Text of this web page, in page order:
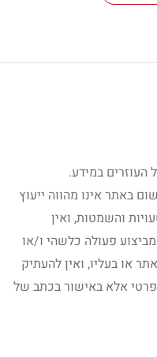
העוזרים במידע.
באתר אינו מהווה ייעוץ
והשמטות, ואין
פעולה כלשהי ו/או
או בעליו, ואין להעתיק
אלא באישור בכתב של